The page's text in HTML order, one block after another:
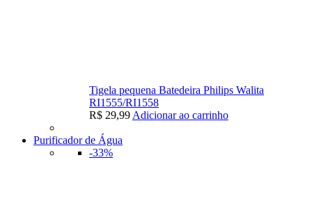
Tigela pequena Batedeira Philips Walita
RI1555/RI1558
R$ 29,99 Adicionar ao carrinho
Purificador de Água
-33%